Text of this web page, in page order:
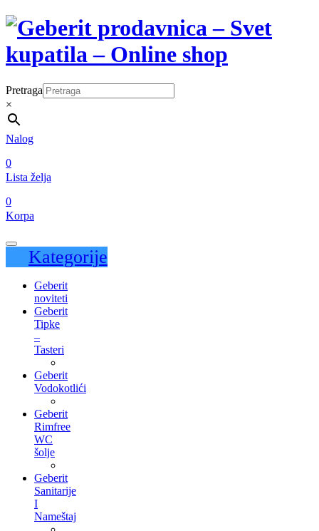
Pretraga
×
Nalog
0
Lista želja
0
Korpa
Kategorije
Geberit
noviteti
Geberit
Tipke
–
Tasteri
Geberit
Vodokotlići
Geberit
Rimfree
WC
šolje
Geberit
Sanitarije
I
Nameštaj